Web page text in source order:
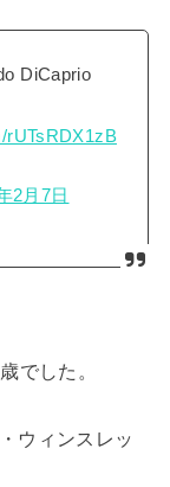
DiCaprio
rUTsRDX1zB
2月7日
でした。
ウィンスレッ